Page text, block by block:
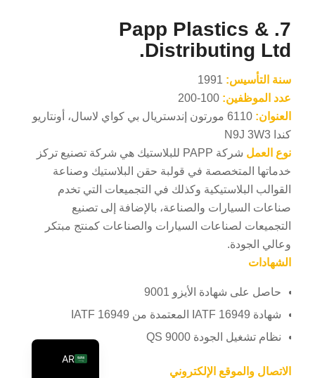
7. Papp Plastics &
Distributing Ltd.
سنة التأسيس:
عدد الموظفين:
العنوان:
6110 مورتون إندستريال بي كواي لاسال، أونتاريو
كندا N9J 3W3
نوع العمل
شركة PAPP للبلاستيك هي شركة تصنيع تركز
خدماتها المتخصصة في قولبة حقن البلاستيك وصناعة
القوالب البلاستيكية وكذلك في التجميعات التي تخدم
صناعات السيارات والصناعة، بالإضافة إلى تصنيع
التجميعات لصناعات السيارات والصناعات كمنتج مبتكر
وعالي الجودة.
الشهادات
حاصل على شهادة الأيزو 9001
شهادة IATF 16949 المعتمدة من IATF 16949
نظام تشغيل الجودة QS 9000
الاتصال والموقع الإلكتروني
AR
IT
PL
TR
ES